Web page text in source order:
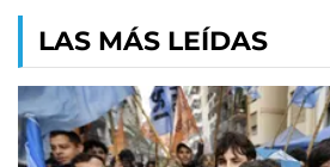
LAS MÁS LEÍDAS